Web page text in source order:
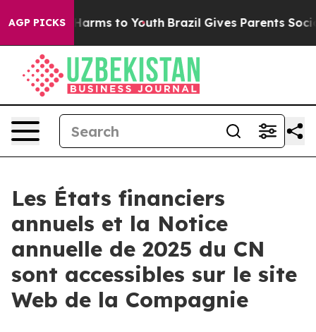
AGP PICKS
to Abate Harms to Youth Brazil Gives Parents Social
Les États financiers
annuels et la Notice
annuelle de 2025 du CN
sont accessibles sur le site
Web de la Compagnie